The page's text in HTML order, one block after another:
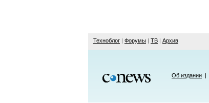
Техноблог | Форумы | ТВ | Архив
Об издании |